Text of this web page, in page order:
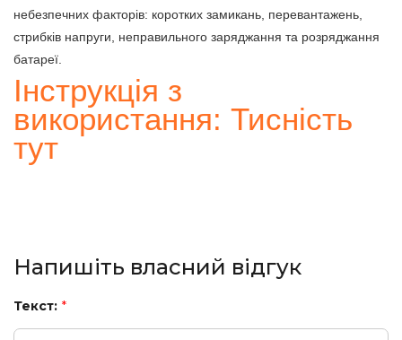
небезпечних факторів: коротких замикань, перевантажень,
стрибків напруги, неправильного заряджання та розряджання
батареї.
Інструкція з
використання: Тисність
тут
Напишіть власний відгук
Текст: *